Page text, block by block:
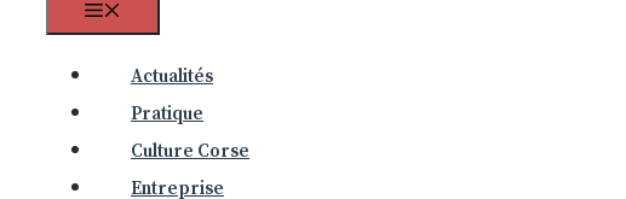
Actualités
Pratique
Culture Corse
Entreprise